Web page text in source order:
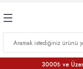
3000₺ ve